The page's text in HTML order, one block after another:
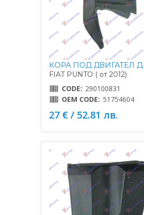
КОРА ПОД ДВИГАТЕЛ Д.
FIAT PUNTO ( от 2012)
CODE: 290100831
OEM CODE: 51754604
27 € / 52.81 лв.